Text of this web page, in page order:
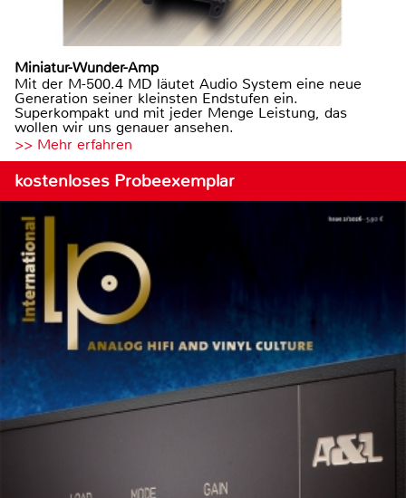
Miniatur-Wunder-Amp
Mit der M-500.4 MD läutet Audio System eine neue
Generation seiner kleinsten Endstufen ein.
Superkompakt und mit jeder Menge Leistung, das
wollen wir uns genauer ansehen.
>> Mehr erfahren
kostenloses Probeexemplar